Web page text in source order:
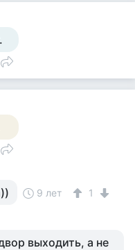
9 лет 1
выходить, а не